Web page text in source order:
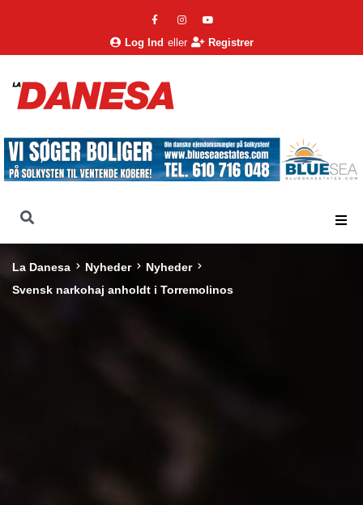
Log Ind eller Registrer
La Danesa Nyheder
Nyheder
Svensk narkohaj anholdt i Torremolinos